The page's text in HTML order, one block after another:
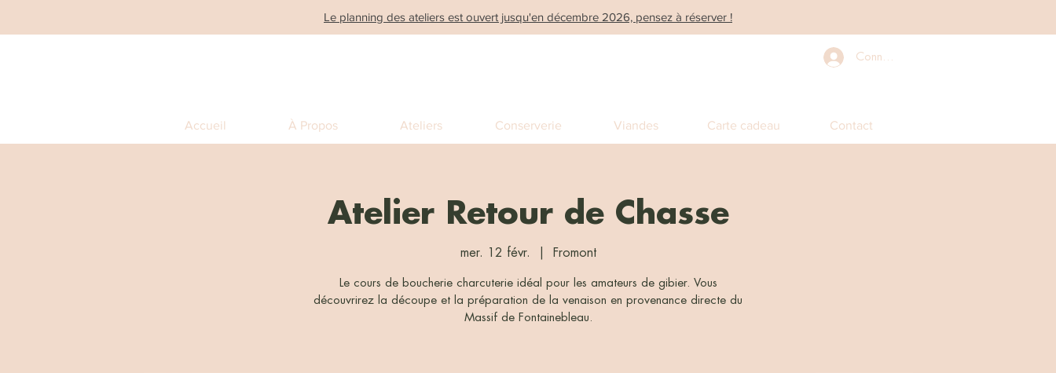
Le planning des ateliers est ouvert jusqu'en décembre 2026, pensez à réserver !
Connexion
Accueil À Propos Ateliers Conserverie Viandes Carte cadeau Contact
Atelier Retour de Chasse
mer. 12 févr. Fromont
Le cours de boucherie charcuterie idéal pour les amateurs de gibier. Vous
découvrirez la découpe et la préparation de la venaison en provenance directe du
Massif de Fontainebleau.